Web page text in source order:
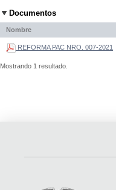
Documentos
Nombre
REFORMA PAC NRO. 007-2021
Mostrando 1 resultado.